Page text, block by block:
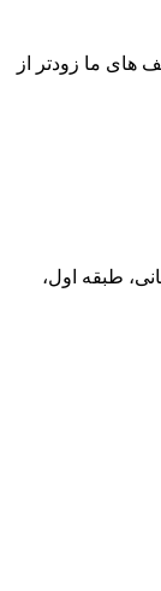
های ما زودتر از
طبقه اول،